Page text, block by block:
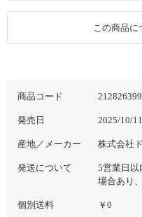
商品コード
発売日 2025/10/11
産地／メーカー 株式会社
発送について
5営業日以
場合あり
個別送料 ￥0
この商品に